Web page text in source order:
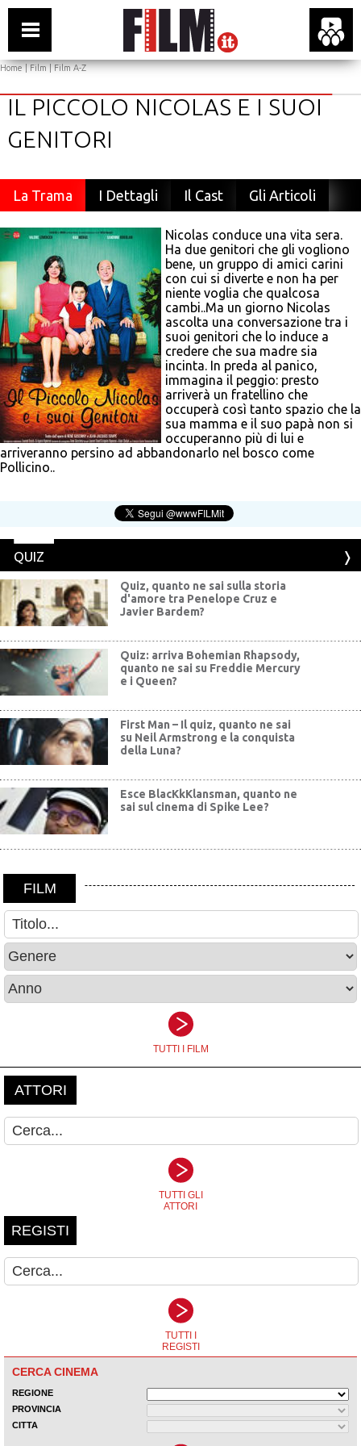
Home|Film|Film A-Z
IL PICCOLO NICOLAS E I SUOI
GENITORI
La Trama I Dettagli Il Cast Gli Articoli
Nicolas conduce una vita sera.
Ha due genitori che gli vogliono
bene, un gruppo di amici carini
con cui si diverte e non ha per
niente voglia che qualcosa
cambi..Ma un giorno Nicolas
ascolta una conversazione tra i
suoi genitori che lo induce a
credere che sua madre sia
incinta. In preda al panico,
immagina il peggio: presto
arriverà un fratellino che
occuperà così tanto spazio che la
sua mamma e il suo papà non si
occuperanno più di lui e
arriveranno persino ad abbandonarlo nel bosco come
Pollicino..
QUIZ
Quiz, quanto ne sai sulla storia
d'amore tra Penelope Cruz e
Javier Bardem?
Quiz: arriva Bohemian Rhapsody,
quanto ne sai su Freddie Mercury
e i Queen?
First Man – Il quiz, quanto ne sai
su Neil Armstrong e la conquista
della Luna?
Esce BlacKkKlansman, quanto ne
sai sul cinema di Spike Lee?